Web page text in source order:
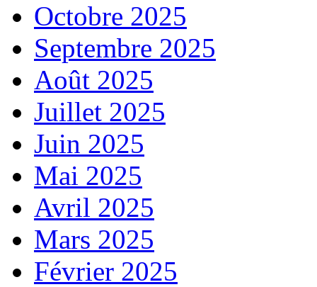
Octobre 2025
Septembre 2025
Août 2025
Juillet 2025
Juin 2025
Mai 2025
Avril 2025
Mars 2025
Février 2025